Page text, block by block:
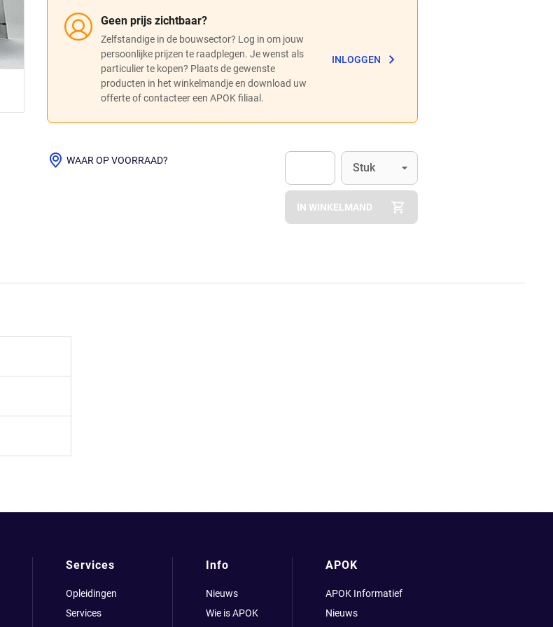
Geen prijs zichtbaar?
Zelfstandige in de bouwsector? Log in om jouw
persoonlijke prijzen te raadplegen. Je wenst als
particulier te kopen? Plaats de gewenste
producten in het winkelmandje en download uw
offerte of contacteer een APOK filiaal.
INLOGGEN
WAAR OP VOORRAAD?
Apok.Product.Detail.AddToCart.Quantity
Eenheid (Optioneel)
Stuk
IN WINKELMAND
Services
Opleidingen
Services
Info
Nieuws
Wie is APOK
APOK
APOK Informatief
Nieuws